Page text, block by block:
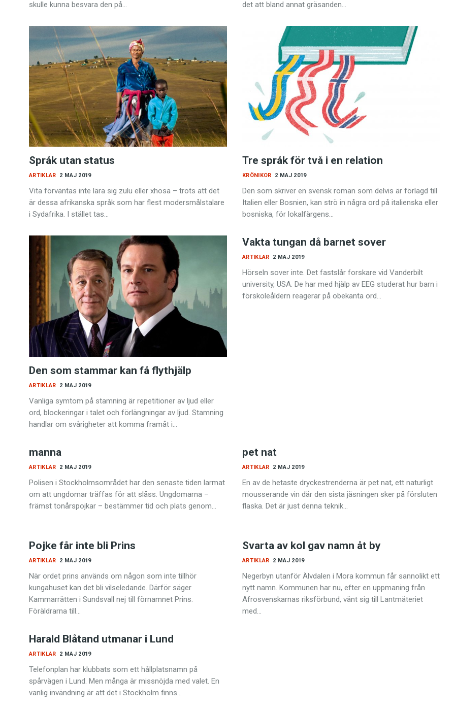
skulle kunna besvara den på…
det att bland annat gräs­anden…
Språk utan status
2 MAJ 2019
ARTIKLAR
Vita förväntas inte lära sig zulu eller xhosa – trots att det
är dessa afrikanska språk som har flest modersmålstalare
i Sydafrika. I stället tas…
Tre språk för två i en relation
2 MAJ 2019
KRÖNIKOR
Den som skriver en svensk roman som delvis är förlagd till
Italien eller Bosnien, kan strö in några ord på italienska eller
bosniska, för lokalfärgens…
Den som stammar kan få flythjälp
2 MAJ 2019
ARTIKLAR
Vanliga symtom på stamning är repetitioner av ljud eller
ord, blockeringar i talet och förlängningar av ljud. Stamning
handlar om svårigheter att komma framåt i…
Vakta tungan då barnet sover
2 MAJ 2019
ARTIKLAR
Hörseln sover inte. Det fastslår forskare vid Vanderbilt
university, USA. De har med hjälp av EEG studerat hur barn i
förskoleåldern reagerar på obekanta ord…
manna
2 MAJ 2019
ARTIKLAR
Polisen i Stockholmsområdet har den senaste tiden larmat
om att ungdomar träffas för att slåss. Ungdomarna –
främst tonårspojkar – bestämmer tid och plats genom…
pet nat
2 MAJ 2019
ARTIKLAR
En av de hetaste dryckestrenderna är pet nat, ett naturligt
mousserande vin där den sista jäsningen sker på försluten
flaska. Det är just denna teknik…
Pojke får inte bli Prins
2 MAJ 2019
ARTIKLAR
När ordet prins används om någon som inte tillhör
kungahuset kan det bli vilseledande. Därför säger
Kammarrätten i Sundsvall nej till förnamnet Prins.
Föräldrarna till…
Svarta av kol gav namn åt by
2 MAJ 2019
ARTIKLAR
Negerbyn utanför Älvdalen i Mora kommun får sannolikt ett
nytt namn. Kommunen har nu, efter en uppmaning från
Afrosvenskarnas riksförbund, vänt sig till Lantmäteriet
med…
Harald Blåtand utmanar i Lund
2 MAJ 2019
ARTIKLAR
Telefonplan har klubbats som ett hållplatsnamn på
spårvägen i Lund. Men många är missnöjda med valet. En
vanlig invändning är att det i Stockholm finns…